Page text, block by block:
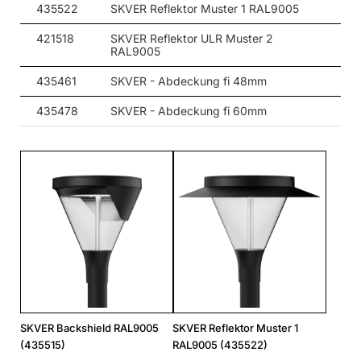
435522 SKVER Reflektor Muster 1 RAL9005
421518
SKVER Reflektor ULR Muster 2
RAL9005
435461 SKVER - Abdeckung fi 48mm
435478 SKVER - Abdeckung fi 60mm
SKVER Backshield RAL9005
(435515)
SKVER Reflektor Muster 1
RAL9005 (435522)